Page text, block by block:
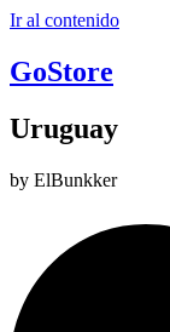
Ir al contenido
GoStore
Uruguay
by ElBunkker